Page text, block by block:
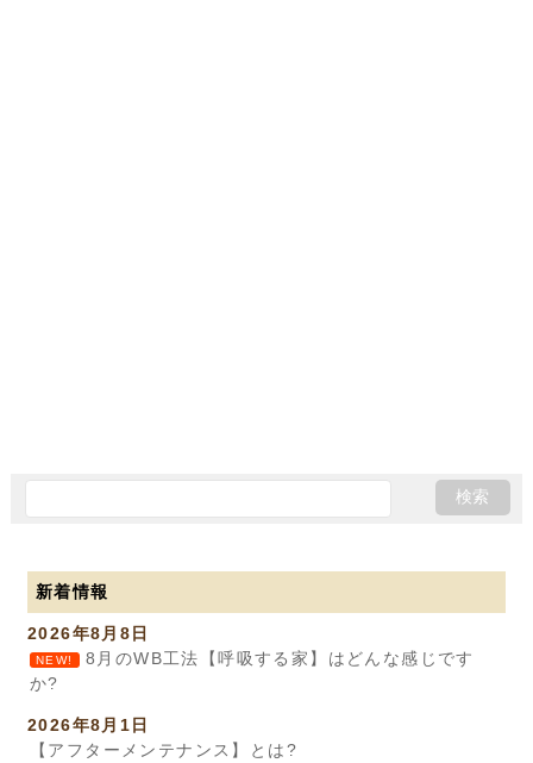
新着情報
2026年8月8日
NEW!
8月のWB工法【呼吸する家】はどんな感じです
か?
2026年8月1日
【アフターメンテナンス】とは?